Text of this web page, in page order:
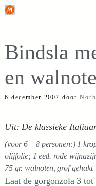
Ga
inhoud
Bindsla
en
6 december 2007 door
Uit: De klassieke
(voor 6 – 8 personen:) 1
olijfolie; 1 eetl. rode
75 gr. walnoten, grof gehakt
Laat de gorgonzola 3